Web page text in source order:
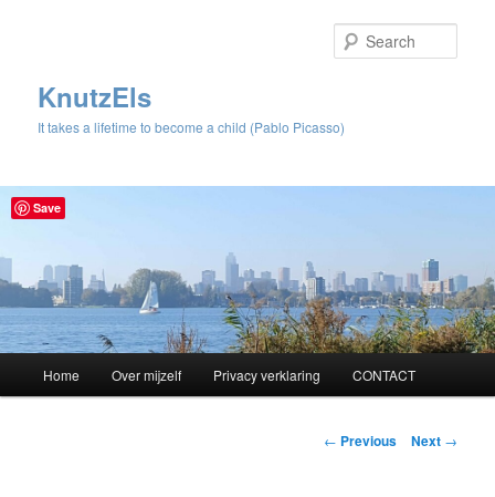
KnutzEls
It takes a lifetime to become a child (Pablo Picasso)
Skip
Home Over mijzelf Privacy verklaring CONTACT
Post
← Previous Next →
Save